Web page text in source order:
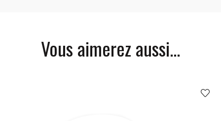
Vous aimerez aussi...